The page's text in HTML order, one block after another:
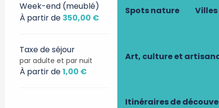
Spots nature
Art, culture et
Itinéraires de
Week-end (meublé)
À partir de 350,00 €
Taxe de séjour
par adulte et par nuit
À partir de1,00 €